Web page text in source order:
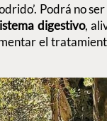
Podrá no
digestivo,
el